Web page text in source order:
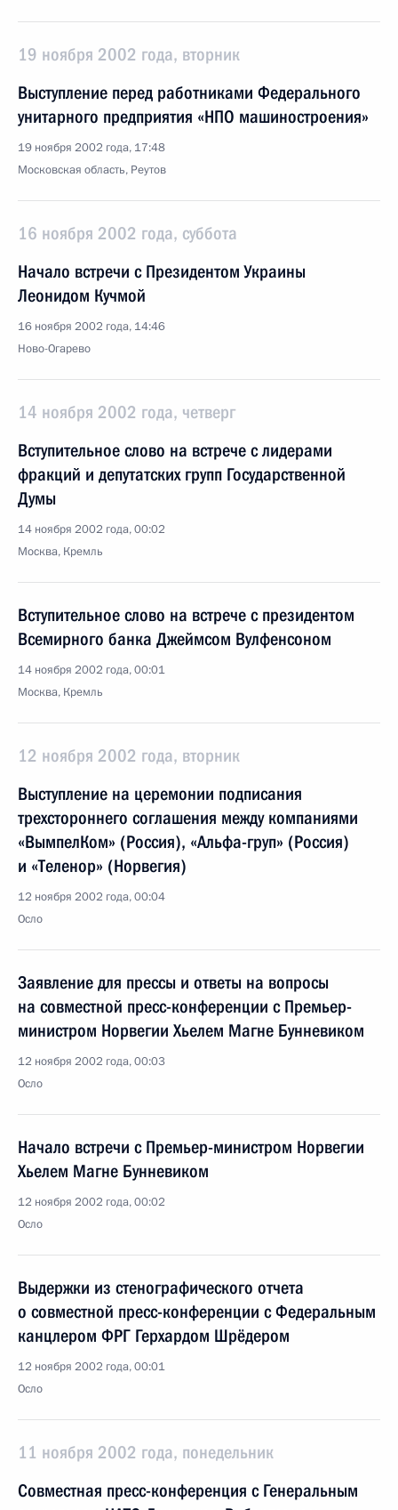
19 ноября 2002 года, вторник
Выступление перед работниками Федерального
унитарного предприятия «НПО машиностроения»
19 ноября 2002 года, 17:48
Московская область, Реутов
16 ноября 2002 года, суббота
Начало встречи с Президентом Украины
Леонидом Кучмой
16 ноября 2002 года, 14:46
Ново-Огарево
14 ноября 2002 года, четверг
Вступительное слово на встрече с лидерами
фракций и депутатских групп Государственной
Думы
14 ноября 2002 года, 00:02
Москва, Кремль
Вступительное слово на встрече с президентом
Всемирного банка Джеймсом Вулфенсоном
14 ноября 2002 года, 00:01
Москва, Кремль
12 ноября 2002 года, вторник
Выступление на церемонии подписания
трехстороннего соглашения между компаниями
«ВымпелКом» (Россия), «Альфа-груп» (Россия)
и «Теленор» (Норвегия)
12 ноября 2002 года, 00:04
Осло
Заявление для прессы и ответы на вопросы
на совместной пресс-конференции с Премьер-
министром Норвегии Хьелем Магне Бунневиком
12 ноября 2002 года, 00:03
Осло
Начало встречи с Премьер-министром Норвегии
Хьелем Магне Бунневиком
12 ноября 2002 года, 00:02
Осло
Выдержки из стенографического отчета
о совместной пресс-конференции с Федеральным
канцлером ФРГ Герхардом Шрёдером
12 ноября 2002 года, 00:01
Осло
11 ноября 2002 года, понедельник
Совместная пресс-конференция с Генеральным